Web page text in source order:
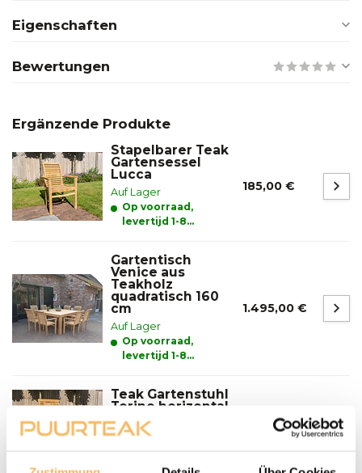
Eigenschaften
Bewertungen
Ergänzende Produkte
Stapelbarer Teak
Gartensessel
Lucca
Auf Lager
Op voorraad,
levertijd 1-8
185,00 €
Gartentisch
Venice aus
Teakholz
quadratisch 160
cm
Auf Lager
Op voorraad,
levertijd 1-8
1.495,00 €
Teak Gartenstuhl
Torino horizontal
Auf Lager
Op voorraad,
werkdagen
195,00 €